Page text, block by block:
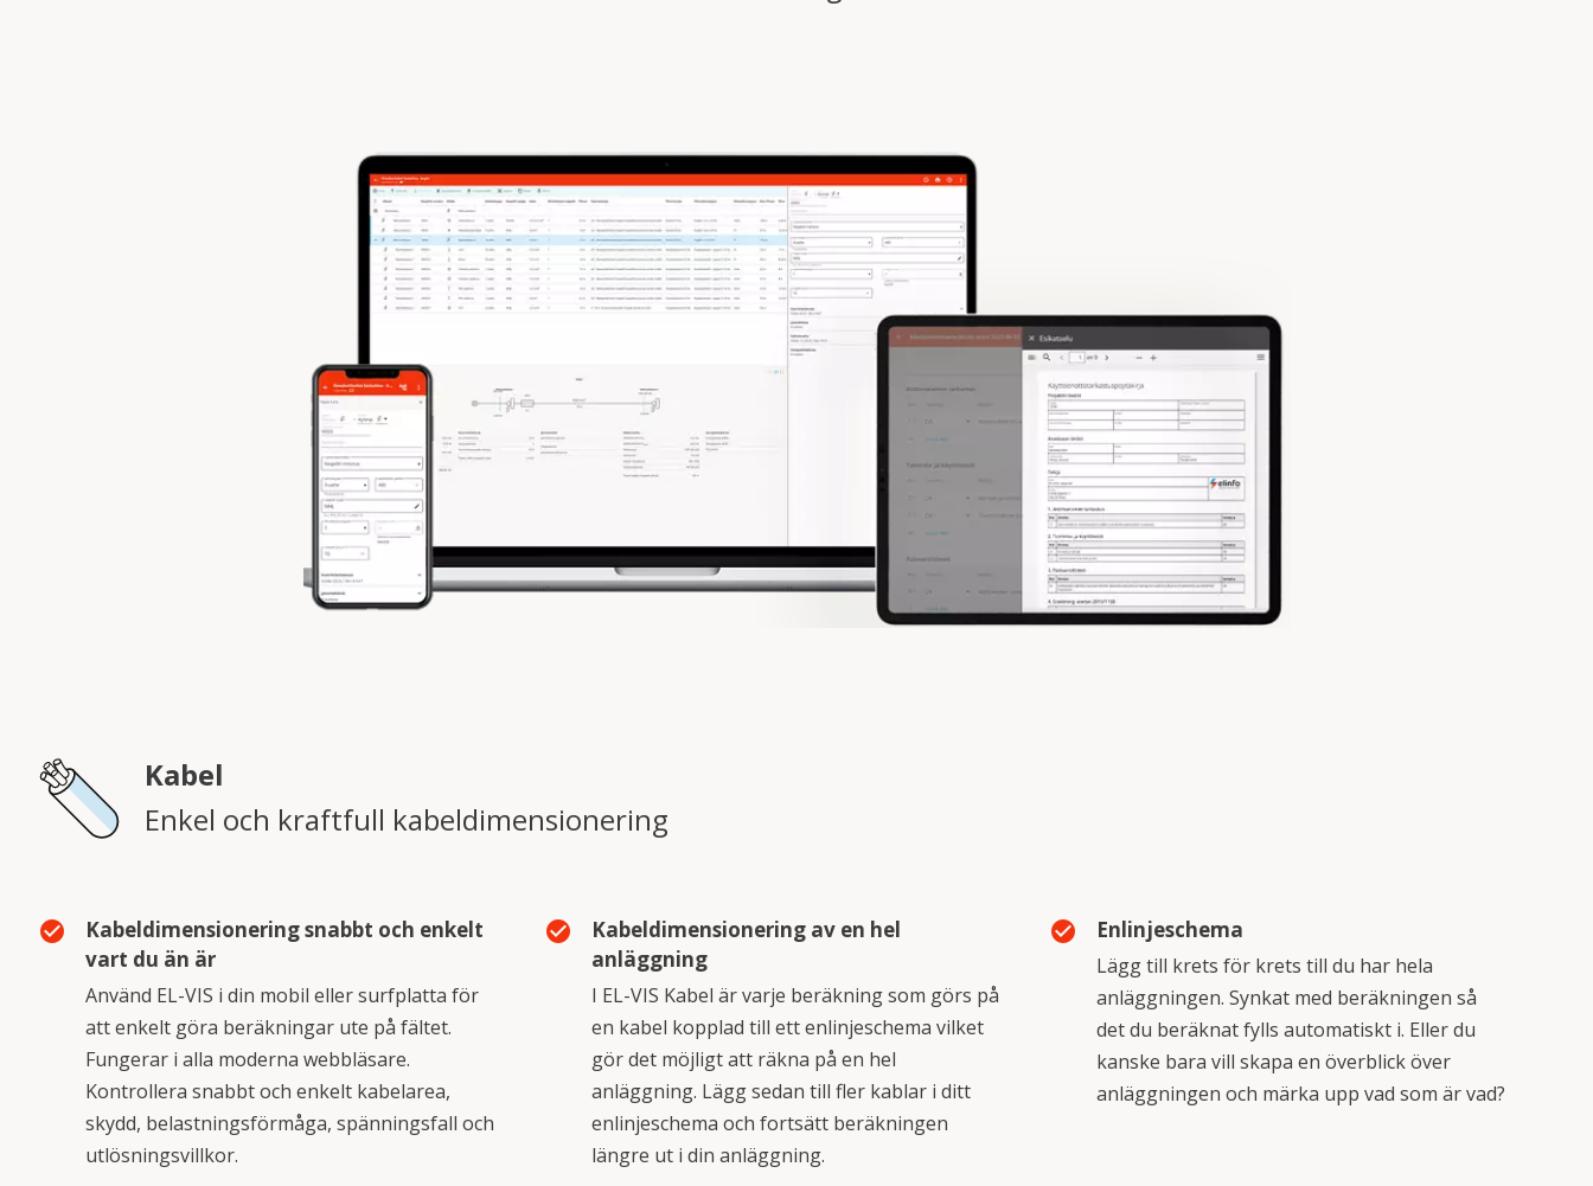
Kabel
Enkel och kraftfull kabeldimensionering
check_circle
Kabeldimensionering snabbt och enkelt
vart du än är
Använd EL-VIS i din mobil eller surfplatta för
att enkelt göra beräkningar ute på fältet.
Fungerar i alla moderna webbläsare.
Kontrollera snabbt och enkelt kabelarea,
skydd, belastningsförmåga, spänningsfall och
utlösningsvillkor.
check_circle
Kabeldimensionering av en hel
anläggning
I EL-VIS Kabel är varje beräkning som görs på
en kabel kopplad till ett enlinjeschema vilket
gör det möjligt att räkna på en hel
anläggning. Lägg sedan till fler kablar i ditt
enlinjeschema och fortsätt beräkningen
längre ut i din anläggning.
check_circle Enlinjeschema
Lägg till krets för krets till du har hela
anläggningen. Synkat med beräkningen så
det du beräknat fylls automatiskt i. Eller du
kanske bara vill skapa en överblick över
anläggningen och märka upp vad som är vad?